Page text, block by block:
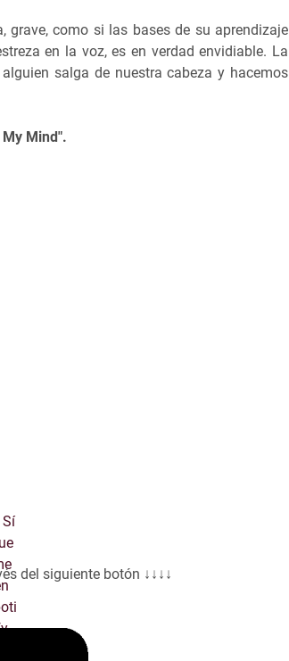
grave, como si las bases de su aprendizaje
en la voz, es en verdad envidiable. La
salga de nuestra cabeza y hacemos
Mind".
del siguiente botón ↓↓↓↓